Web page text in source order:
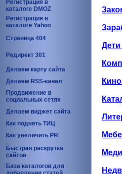
Регистрация в
каталоге DMOZ
Регистрация в
каталоге Yahoo
Страница 404
Редирект 301
Делаем карту сайта
Делаем RSS-канал
Продвижение в
социальных сетях
Делаем виджет сайта
Как поднять ТИЦ
Как увеличить PR
Быстрая раскрутка
сайтов
База каталогов для
Дети